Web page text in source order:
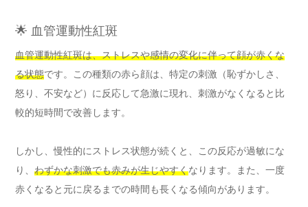
🌟 血管運動性紅斑
血管運動性紅斑は、ストレスや感情の変化に伴って顔が赤くな
る状態です。この種類の赤ら顔は、特定の刺激（恥ずかしさ、
怒り、不安など）に反応して急激に現れ、刺激がなくなると比
較的短時間で改善します。
しかし、慢性的にストレス状態が続くと、この反応が過敏にな
り、 わずかな刺激でも赤みが生じやすくなります。また、一度
赤くなると元に戻るまでの時間も長くなる傾向があります。